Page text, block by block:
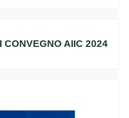
CONVEGNO AIIC 2024